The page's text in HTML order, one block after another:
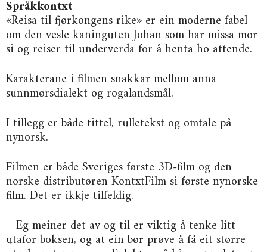
Språkkontxt
«Reisa til fjørkongens rike» er ein moderne fabel
om den vesle kaninguten Johan som har missa mor
si og reiser til underverda for å henta ho attende.
Karakterane i filmen snakkar mellom anna
sunnmørsdialekt og rogalandsmål.
I tillegg er både tittel, rulletekst og omtale på
nynorsk.
Filmen er både Sveriges første 3D-film og den
norske distributøren KontxtFilm si første nynorske
film. Det er ikkje tilfeldig.
– Eg meiner det av og til er viktig å tenke litt
utafor boksen, og at ein bør prøve å få eit større